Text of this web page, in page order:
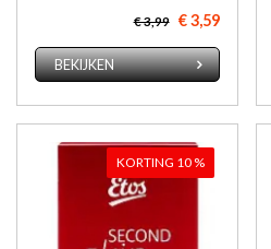
€ 3,99 € 3,59
BEKIJKEN
KORTING 10 %